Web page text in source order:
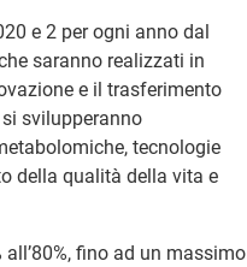
e 2 per ogni anno dal
saranno realizzati in
e il trasferimento
svilupperanno
tecnologie
della qualità della vita e
fino ad un massimo